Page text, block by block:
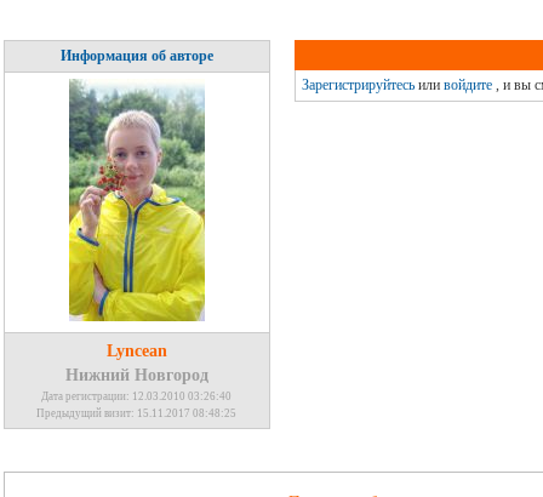
Информация об авторе
Lyncean
Нижний Новгород
Дата регистрации: 12.03.2010 03:26:40
Предыдущий визит: 15.11.2017 08:48:25
Зарегистрируйтесьили войдите, и вы